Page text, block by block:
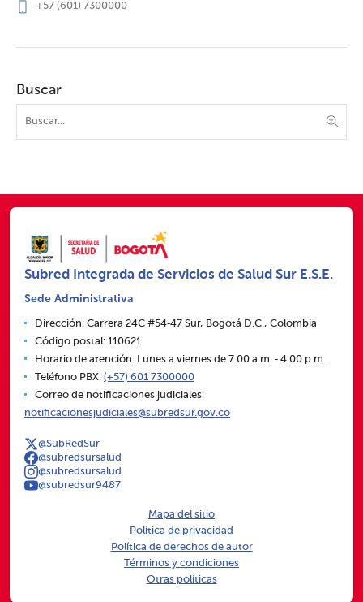
+57 (601) 7300000
Buscar
Subred Integrada de Servicios de Salud Sur E.S.E.
Sede Administrativa
Dirección: Carrera 24C #54‑47 Sur, Bogotá D.C., Colombia
Código postal: 110621
Horario de atención: Lunes a viernes de 7:00 a.m. ‑ 4:00 p.m.
Teléfono PBX: (+57) 601 7300000
Correo de notificaciones judiciales:
notificacionesjudiciales@subredsur.gov.co
@SubRedSur
@subredsursalud
@subredsursalud
@subredsur9487
Mapa del sitio
Política de privacidad
Política de derechos de autor
Términos y condiciones
Otras políticas